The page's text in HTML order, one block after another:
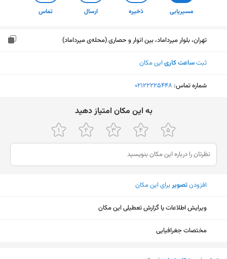
مسیریابی ذخیره ارسال تماس
تهران، بلوار میرداماد، بین انوار و حصاری (محله‌ی میرداماد)
ثبتساعت کاری این مکان
شماره تماس: ‎02122225448
ﺑﻪ اﯾﻦ ﻣﮑﺎن اﻣﺘﯿﺎز دﻫﯿﺪ
افزودنتصویربرای این مکان
ویرایش اطلاعات یا گزارش تعطیلی این مکان
مختصات جغرافیایی